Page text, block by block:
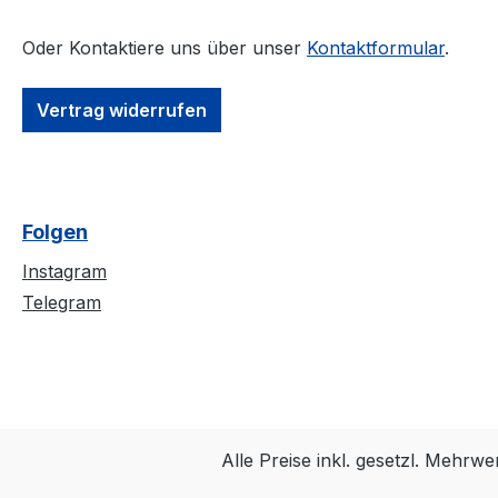
Oder Kontaktiere uns über unser Kontaktformular.
Vertrag widerrufen
Folgen
Instagram
Telegram
Alle Preise inkl. gesetzl.